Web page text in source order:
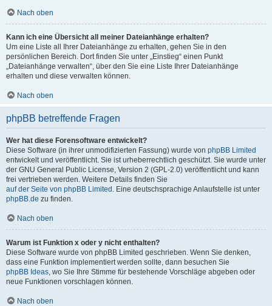
Nach oben
Kann ich eine Übersicht all meiner Dateianhänge erhalten?
Um eine Liste all Ihrer Dateianhänge zu erhalten, gehen Sie in den
persönlichen Bereich. Dort finden Sie unter „Einstieg“ einen Punkt
„Dateianhänge verwalten“, über den Sie eine Liste Ihrer Dateianhänge
erhalten und diese verwalten können.
Nach oben
phpBB betreffende Fragen
Wer hat diese Forensoftware entwickelt?
Diese Software (in ihrer unmodifizierten Fassung) wurde von phpBB Limited
entwickelt und veröffentlicht. Sie ist urheberrechtlich geschützt. Sie wurde unter
der GNU General Public License, Version 2 (GPL-2.0) veröffentlicht und kann
frei vertrieben werden. Weitere Details finden Sie
auf der Seite von phpBB Limited . Eine deutschsprachige Anlaufstelle ist unter
phpBB.de zu finden.
Nach oben
Warum ist Funktion x oder y nicht enthalten?
Diese Software wurde von phpBB Limited geschrieben. Wenn Sie denken,
dass eine Funktion implementiert werden sollte, dann besuchen Sie
phpBB Ideas, wo Sie Ihre Stimme für bestehende Vorschläge abgeben oder
neue Funktionen vorschlagen können.
Nach oben